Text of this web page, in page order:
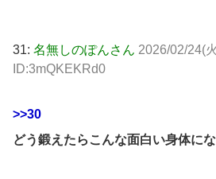
31: 名無しのぽんさん 2026/02/24(
ID:3mQKEKRd0
>>30
どう鍛えたらこんな面白い身体に